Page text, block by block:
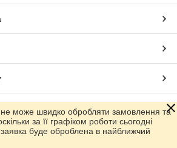
Prom.ua
не може швидко обробляти замовлення та
за її графіком роботи сьогодні
буде оброблена в найближчий